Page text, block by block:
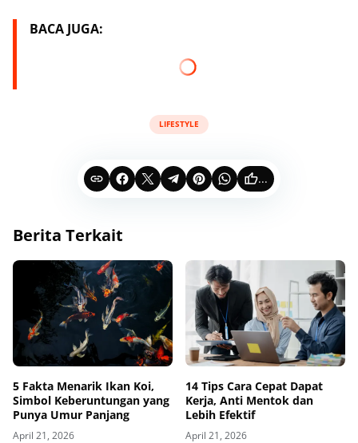
BACA JUGA:
LIFESTYLE
...
Berita Terkait
5 Fakta Menarik Ikan Koi,
Simbol Keberuntungan yang
Punya Umur Panjang
April 21, 2026
14 Tips Cara Cepat Dapat
Kerja, Anti Mentok dan
Lebih Efektif
April 21, 2026